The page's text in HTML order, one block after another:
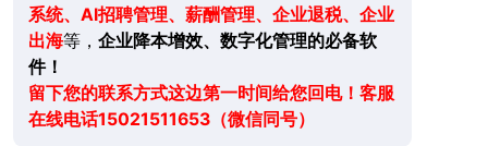
系统、AI招聘管理、薪酬管理、企业退税、企业
出海等， 企业降本增效、数字化管理的必备软
件！
留下您的联系方式这边第一时间给您回电！客服
在线电话15021511653（微信同号）